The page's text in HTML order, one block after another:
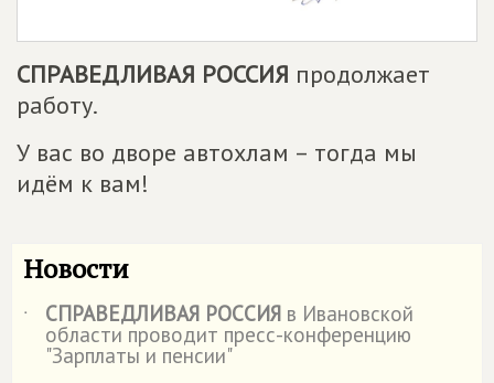
СПРАВЕДЛИВАЯ РОССИЯ продолжает
работу.
У вас во дворе автохлам – тогда мы
идём к вам!
Новости
˙ СПРАВЕДЛИВАЯ РОССИЯ в Ивановской
области проводит пресс-конференцию
"Зарплаты и пенсии"